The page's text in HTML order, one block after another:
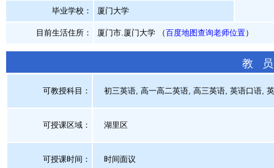
毕业学校： 厦门大学
目前生活住所： 厦门市.厦门大学 （百度地图查询老师位置）
教
可教授科目： 初三英语, 高一高二英语, 高三英语, 英语口语,
可授课区域： 湖里区
可授课时间： 时间面议